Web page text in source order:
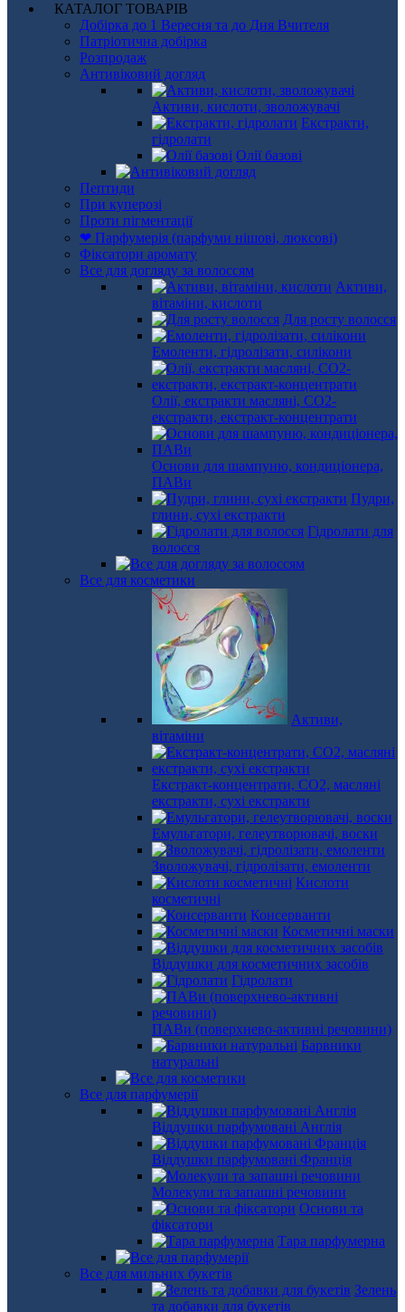
КАТАЛОГ ТОВАРІВ
Добірка до 1 Вересня та до Дня Вчителя
Патріотична добірка
Розпродаж
Антивіковий догляд
Активи, кислоти, зволожувачі
Екстракти,
гідролати
Олії базові
Пептиди
При куперозі
Проти пігментації
❤ Парфумерія (парфуми нішові, люксові)
Фіксатори аромату
Все для догляду за волоссям
Активи,
вітаміни, кислоти
Для росту волосся
Емоленти, гідролізати, силікони
Олії, екстракти масляні, СО2-
екстракти, екстракт-концентрати
Основи для шампуню, кондиціонера,
ПАВи
Пудри,
глини, сухі екстракти
Гідролати для
волосся
Все для косметики
Активи,
вітаміни
Екстракт-концентрати, СО2, масляні
екстракти, сухі екстракти
Емульгатори, гелеутворювачі, воски
Зволожувачі, гідролізати, емоленти
Кислоти
косметичні
Консерванти
Косметичні маски
Віддушки для косметичних засобів
Гідролати
ПАВи (поверхнево-активні речовини)
Барвники
натуральні
Все для парфумерії
Віддушки парфумовані Англія
Віддушки парфумовані Франція
Молекули та запашні речовини
Основи та
фіксатори
Тара парфумерна
Все для мильних букетів
Зелень
та добавки для букетів